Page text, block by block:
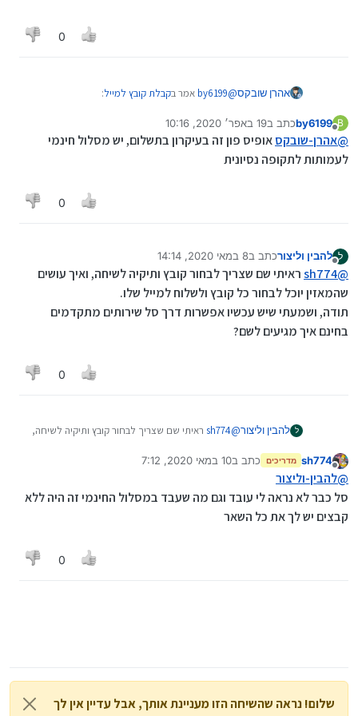
0
אהרן שובקס@
by6199 אמר בקבלת קובץ למייל:
@אהרן-שובקס
קבצים עד 10 מ"ב יש לך באופיס
בחינם?
B
by6199כתב ב19 באפר׳ 2020, 10:16
נערך לאחרונה על ידי
@אהרן-שובקסאופיס פון זה בעיקרון בתשלום, יש מסלול חינמי
לעמותות לתקופה נסיונית
0
ל
מנותק
להבין וליצורכתב ב8 במאי 2020, 14:14
נערך לאחרונה על ידי
@
sh774ראיתי שם שצריך לבחור קובץ ותיקיה לשיחה, ואיך עושים
שהמאזין יוכל לבחור כל קובץ ולשלוח למייל שלו.
תודה, ושמעתי שיש עכשיו אפשרות דרך סל שירותים מתקדמים
בחינם איך מגיעים לשם?
0
ל להבין וליצור@
sh774 ראיתי שם שצריך לבחור קובץ ותיקיה לשיחה,
שלו.
מתקדמים בחינם איך מגיעים לשם?
מנותק
sh774 מדריכים כתב ב10 במאי 2020, 7:12
נערך לאחרונה על ידי
@להבין-וליצור
סל כבר לא נראה לי עובד וגם מה שעבד במסלול החינמי זה היה ללא
קבצים יש לך את כל השאר
0
שלום! נראה שהשיחה הזו מעניינת אותך, אבל עדיין אין לך